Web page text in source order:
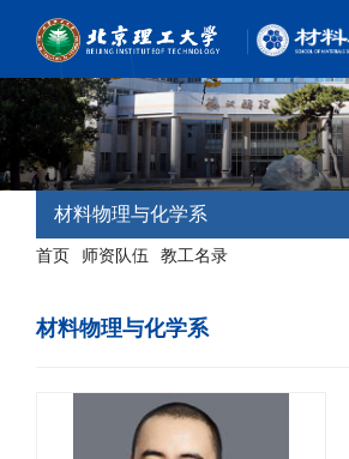
材料物理与化学系
首页 师资队伍 教工名录
材料物理与化学系